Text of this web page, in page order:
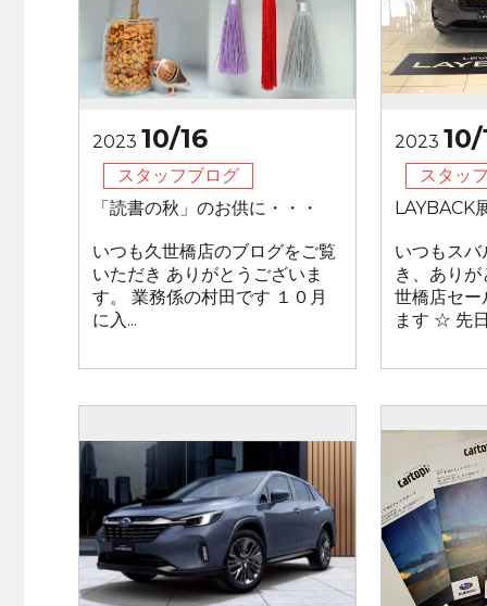
2023 10/16
スタッフブログ
「読書の秋」のお供に・・・
いつも久世橋店のブログをご覧
いただき ありがとうございま
す。 業務係の村田です １０月
に入...
2023 10/
スタッ
LAYBACK
いつもス
き、あり
世橋店セー
ます ☆ 先